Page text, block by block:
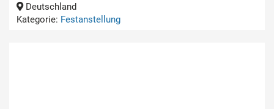
Deutschland
Kategorie: Festanstellung